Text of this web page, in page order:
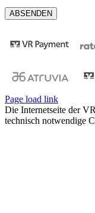
Page load link
Die Internetseite der
technisch notwendige